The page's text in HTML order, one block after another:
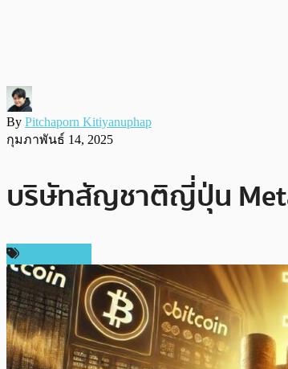
By Pitchaporn Kitiyanuphap
กุมภาพันธ์ 14, 2025
บริษัทสัญชาติญี่ปุ่น